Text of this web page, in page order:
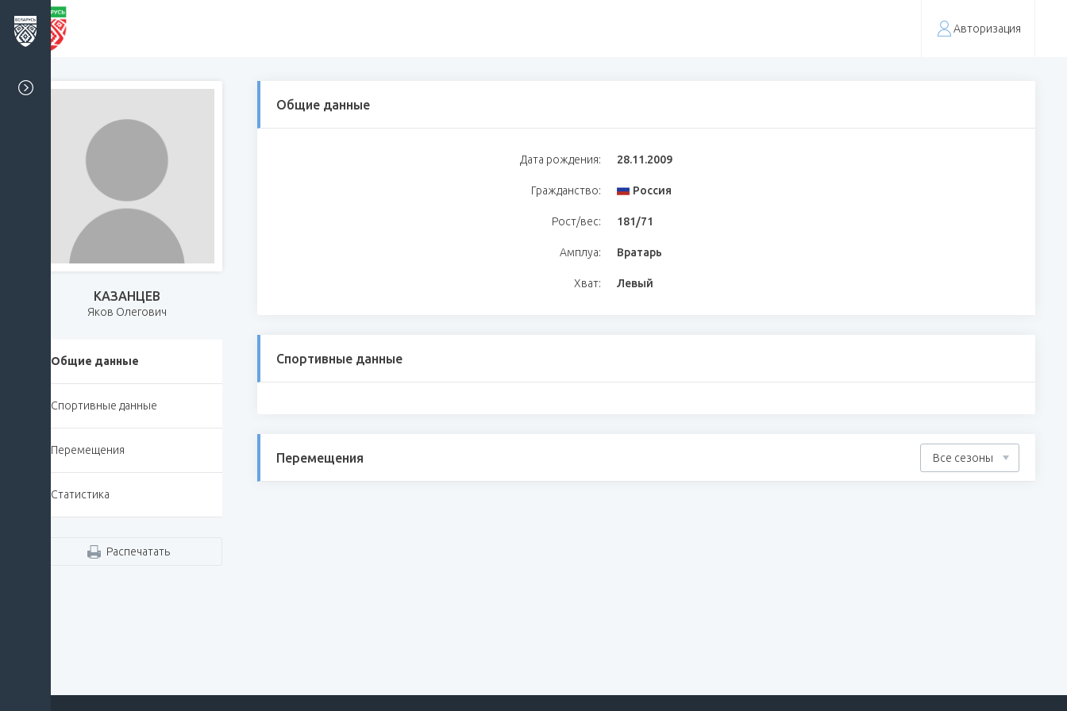
Авторизация
КАЗАНЦЕВ
Яков Олегович
Общие данные
Спортивные данные
Перемещения
Статистика
Распечатать
Общие данные
Дата рождения: 28.11.2009
Гражданство: Россия
Рост/вес: 181/71
Амплуа: Вратарь
Хват: Левый
Спортивные данные
Перемещения Все сезоны